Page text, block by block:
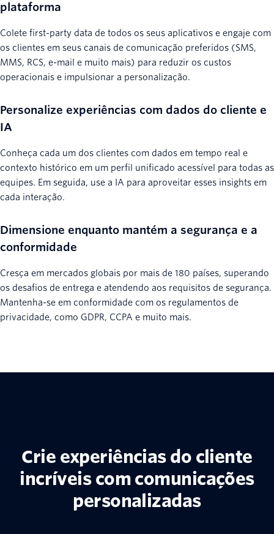
plataforma
Colete first-party data de todos os seus aplicativos e engaje com
os clientes em seus canais de comunicação preferidos (SMS,
MMS, RCS, e-mail e muito mais) para reduzir os custos
operacionais e impulsionar a personalização.
Personalize experiências com dados do cliente e
IA
Conheça cada um dos clientes com dados em tempo real e
contexto histórico em um perfil unificado acessível para todas as
equipes. Em seguida, use a IA para aproveitar esses insights em
cada interação.
Dimensione enquanto mantém a segurança e a
conformidade
Cresça em mercados globais por mais de 180 países, superando
os desafios de entrega e atendendo aos requisitos de segurança.
Mantenha-se em conformidade com os regulamentos de
privacidade, como GDPR, CCPA e muito mais.
Crie experiências do cliente
incríveis com comunicações
personalizadas